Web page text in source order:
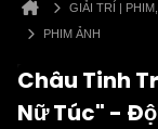
GIẢI TRÍ |
PHIM ẢNH
Châu Tinh
Nữ Túc" -